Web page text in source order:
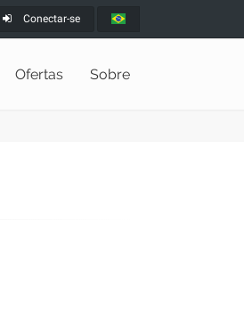
Conectar-se
Ofertas Sobre